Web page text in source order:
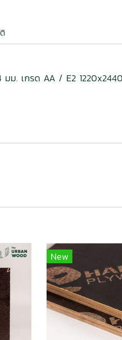
มม. เกรด AA / E2
New